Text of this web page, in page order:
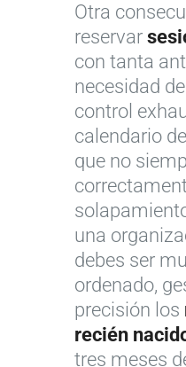
Otra
reservar
con tanta
necesidad
control
calendario
que no
una
debes ser
ordenado,
precisión los
recién
tres meses